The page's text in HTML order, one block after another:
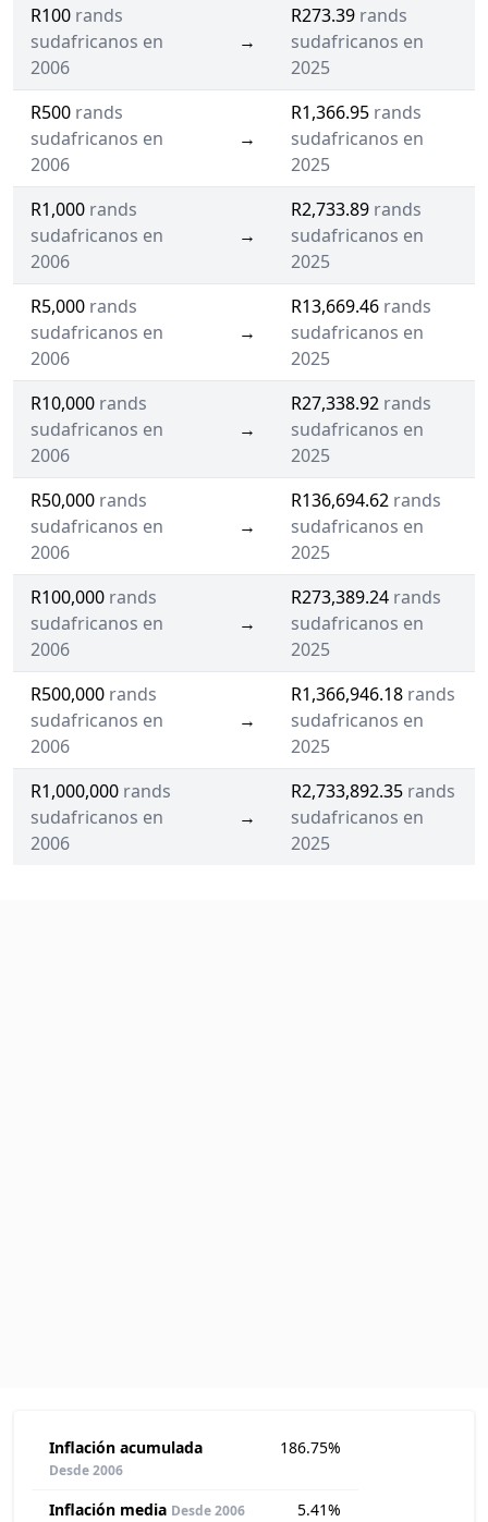
R100 rands
sudafricanos en
2006
→
R273.39 rands
sudafricanos en
2025
R500 rands
sudafricanos en
2006
→
R1,366.95 rands
sudafricanos en
2025
R1,000 rands
sudafricanos en
2006
→
R2,733.89 rands
sudafricanos en
2025
R5,000 rands
sudafricanos en
2006
→
R13,669.46 rands
sudafricanos en
2025
R10,000 rands
sudafricanos en
2006
→
R27,338.92 rands
sudafricanos en
2025
R50,000 rands
sudafricanos en
2006
→
R136,694.62 rands
sudafricanos en
2025
R100,000 rands
sudafricanos en
2006
→
R273,389.24 rands
sudafricanos en
2025
R500,000 rands
sudafricanos en
2006
→
R1,366,946.18 rands
sudafricanos en
2025
R1,000,000 rands
sudafricanos en
2006
→
R2,733,892.35 rands
sudafricanos en
2025
Inflación acumulada
Desde 2006
186.75%
Inflación media Desde 2006
5.41%